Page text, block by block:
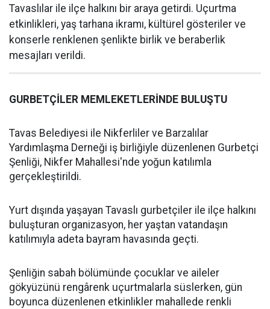
Tavaslılar ile ilçe halkını bir araya getirdi. Uçurtma
etkinlikleri, yaş tarhana ikramı, kültürel gösteriler ve
konserle renklenen şenlikte birlik ve beraberlik
mesajları verildi.
GURBETÇİLER MEMLEKETLERİNDE BULUŞTU
Tavas Belediyesi ile Nikferliler ve Barzalılar
Yardımlaşma Derneği iş birliğiyle düzenlenen Gurbetçi
Şenliği, Nikfer Mahallesi'nde yoğun katılımla
gerçekleştirildi.
Yurt dışında yaşayan Tavaslı gurbetçiler ile ilçe halkını
buluşturan organizasyon, her yaştan vatandaşın
katılımıyla adeta bayram havasında geçti.
Şenliğin sabah bölümünde çocuklar ve aileler
gökyüzünü rengârenk uçurtmalarla süslerken, gün
boyunca düzenlenen etkinlikler mahallede renkli